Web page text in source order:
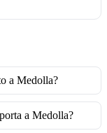
a Medolla?
a Medolla?